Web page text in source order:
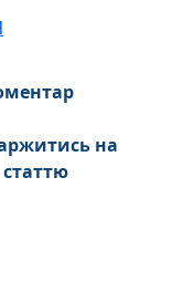
на
статтю